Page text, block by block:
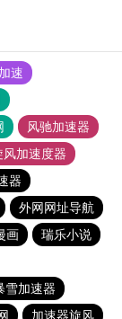
速
风驰加速器
风加速度器
器
外网网址导航
画
瑞乐小说
雪加速器
加速器旋风